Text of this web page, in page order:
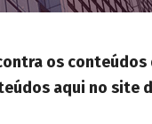
os conteúdos
aqui no site